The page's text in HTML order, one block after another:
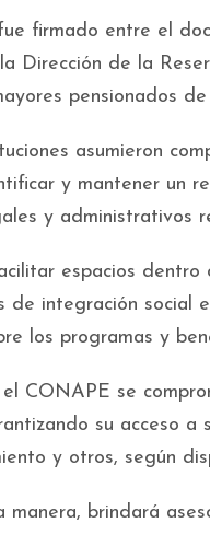
firmado entre el
Dirección de la
pensionados
asumieron
y mantener un
y administrativos
espacios
de integración social
los programas y
CONAPE se
su acceso a
y otros, según
manera, brindará